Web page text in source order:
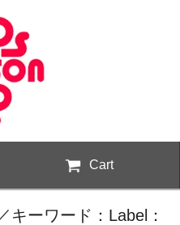
Cart
キーワード：Label：